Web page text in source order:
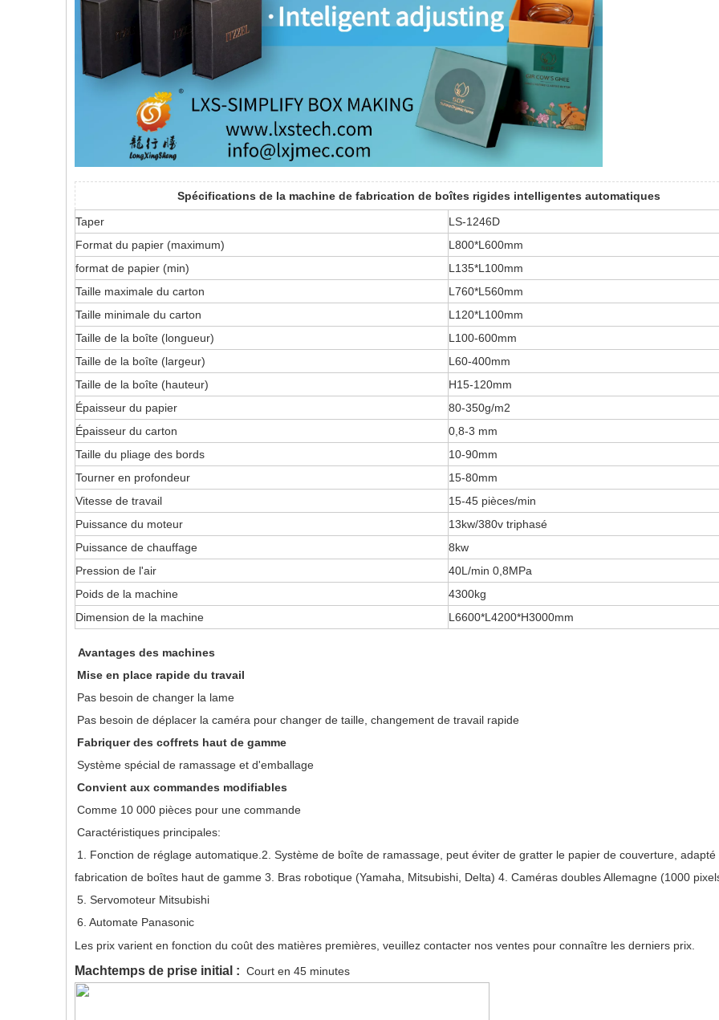
Spécifications de la machine de fabrication de boîtes rigides intelligentes automatiques
Taper
LS-1246D
Format du papier (maximum)
L800*L600mm
format de papier (min)
L135*L100mm
Taille maximale du carton
L760*L560mm
Taille minimale du carton
L120*L100mm
Taille de la boîte (longueur)
L100-600mm
Taille de la boîte (largeur)
L60-400mm
Taille de la boîte (hauteur)
H15-120mm
Épaisseur du papier
80-350g/m2
Épaisseur du carton
0,8-3 mm
Taille du pliage des bords
10-90mm
Tourner en profondeur
15-80mm
Vitesse de travail
15-45 pièces/min
Puissance du moteur
13kw/380v triphasé
Puissance de chauffage
8kw
Pression de l'air
40L/min 0,8MPa
Poids de la machine
4300kg
Dimension de la machine
L6600*L4200*H3000mm
Avantages des machines
Mise en place rapide du travail
Pas besoin de changer la lame
Pas besoin de déplacer la caméra pour changer de taille, changement de travail rapide
Fabriquer des coffrets haut de gamme
Système spécial de ramassage et d'emballage
Convient aux commandes modifiables
Comme 10 000 pièces pour une commande
Caractéristiques principales:
1. Fonction de réglage automatique.2. Système de boîte de ramassage, peut éviter de gratter le papier de couverture, adapté
fabrication de boîtes haut de gamme 3. Bras robotique (Yamaha, Mitsubishi, Delta) 4. Caméras doubles Allemagne (1000
5. Servomoteur Mitsubishi
6. Automate Panasonic
Les prix varient en fonction du coût des matières premières, veuillez contacter nos ventes pour connaître les derniers prix.
Machtemps de prise initial : Court en 45 minutes